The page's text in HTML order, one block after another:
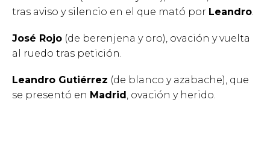
tras aviso y silencio en el que mató por Leandro
José Rojo (de berenjena y oro), ovación y vuelta
al ruedo tras petición.
Leandro Gutiérrez (de blanco y azabache), que
se presentó en Madrid, ovación y herido.